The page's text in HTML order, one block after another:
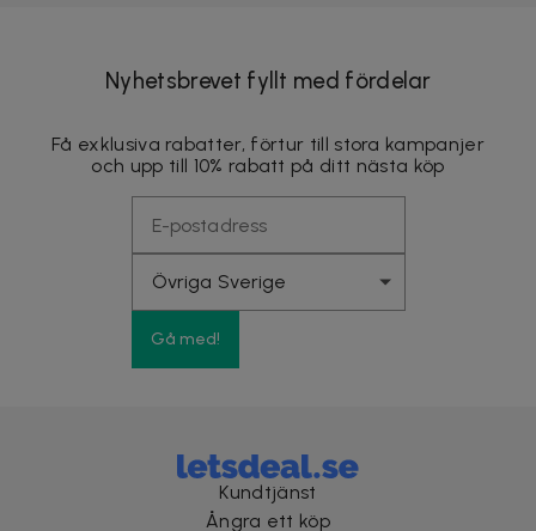
Nyhetsbrevet fyllt med fördelar
Få exklusiva rabatter, förtur till stora kampanjer
och upp till 10% rabatt på ditt nästa köp
Gå med!
Kundtjänst
Ångra ett köp